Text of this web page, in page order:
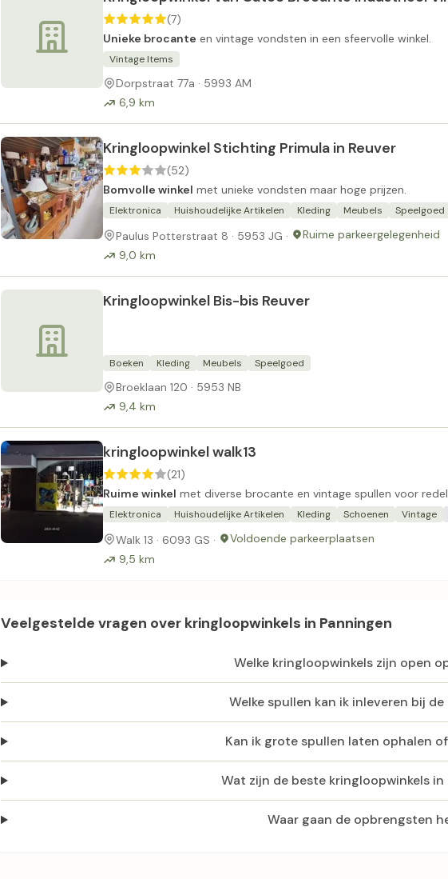
(7)
Unieke brocante en vintage vondsten in een sfeervolle winkel.
Vintage Items
Dorpstraat 77a · 5993 AM
6,9 km
Kringloopwinkel Stichting Primula in Reuver
(52)
Bomvolle winkel met unieke vondsten maar hoge prijzen.
Elektronica Huishoudelijke Artikelen Kleding Meubels Speelgoed
Paulus Potterstraat 8 · 5953 JG ·
Ruime parkeergelegenheid
9,0 km
Kringloopwinkel Bis-bis Reuver
Boeken Kleding Meubels Speelgoed
Broeklaan 120 · 5953 NB
9,4 km
kringloopwinkel walk13
(21)
Ruime winkel met diverse brocante en vintage spullen voor
Elektronica Huishoudelijke Artikelen Kleding Schoenen Vintage
Walk 13 · 6093 GS ·
Voldoende parkeerplaatsen
9,5 km
Veelgestelde vragen over kringloopwinkels in Panningen
Welke kringloopwinkels zijn open
Welke spullen kan ik inleveren bij
Kan ik grote spullen laten ophalen
Wat zijn de beste kringloopwinkels in
Waar gaan de opbrengsten